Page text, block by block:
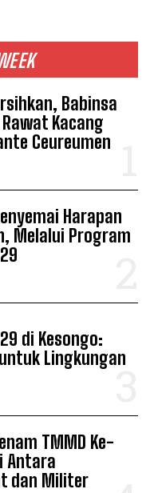
Babinsa
Kacang
Ceureumen
Harapan
Melalui Program
di Kesongo:
Lingkungan
TMMD Ke-
Antara
dan Militer